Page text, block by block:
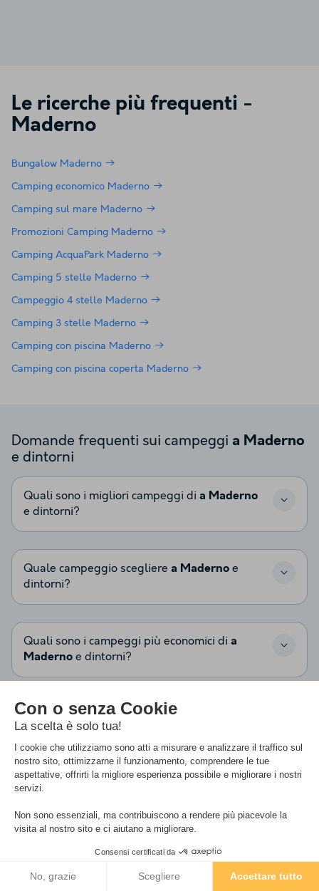
Le ricerche più frequenti -
Maderno
Bungalow Maderno
Camping economico Maderno
Camping sul mare Maderno
Promozioni Camping Maderno
Camping AcquaPark Maderno
Camping 5 stelle Maderno
Campeggio 4 stelle Maderno
Camping 3 stelle Maderno
Camping con piscina Maderno
Camping con piscina coperta Maderno
Domande frequenti sui campeggi a Maderno
e dintorni
Quali sono i migliori campeggi di a Maderno
e dintorni?
Quale campeggio scegliere a Maderno e
dintorni?
Quali sono i campeggi più economici di a
Maderno e dintorni?
Quali campeggi dia Maderno
sono in offerta speciale?
Quali sono i campeggi vicini al mare di
Quali campeggi dia Madernoe dintorni
offrono il noleggio di case mobili?